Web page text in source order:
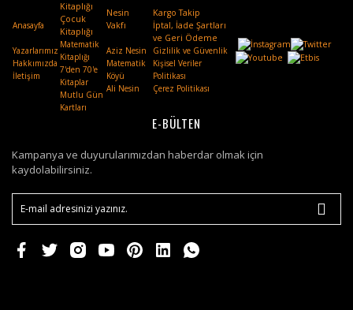
Anasayfa
Yazarlarımız
Hakkımızda
İletişim
Kitaplığı
Çocuk
Kitaplığı
Matematik
Kitaplığı
7'den 70'e
Kitaplar
Mutlu Gün
Kartları
Nesin
Vakfı
Aziz Nesin
Matematik
Köyü
Ali Nesin
Kargo Takip
İptal, İade Şartları
ve Geri Ödeme
Gizlilik ve Güvenlik
Kişisel Veriler
Politikası
Çerez Politikası
E-BÜLTEN
Kampanya ve duyurularımızdan haberdar olmak için
kaydolabilirsiniz.